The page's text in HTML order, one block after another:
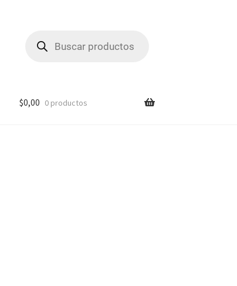
productos
$0,00 0 productos